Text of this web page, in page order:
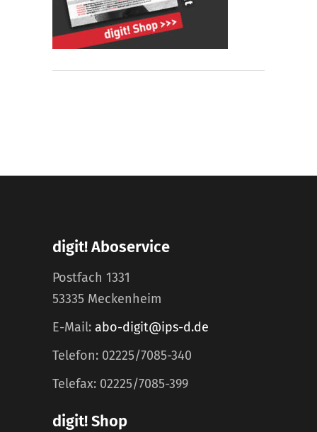
digit! Aboservice
Postfach 1331
53335 Meckenheim
E-Mail: abo-digit@ips-d.de
Telefon: 02225/7085-340
Telefax: 02225/7085-399
digit! Shop